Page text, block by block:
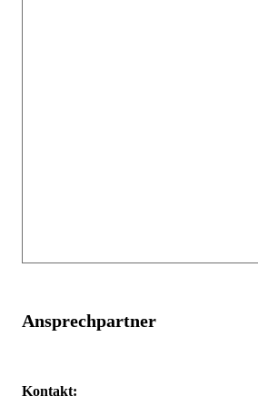
Ansprechpartner
Kontakt: